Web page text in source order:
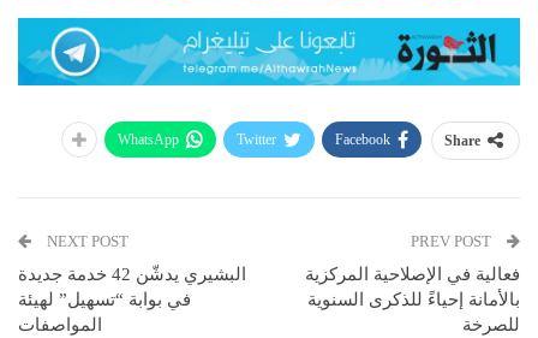
Share
Facebook
Twitter
WhatsApp
فعالية في الإصلاحية المركزية
بالأمانة إحياءً للذكرى السنوية
للصرخة
NEXT POST
البشيري يدشّن 42 خدمة جديدة
في بوابة “تسهيل” لهيئة
المواصفات